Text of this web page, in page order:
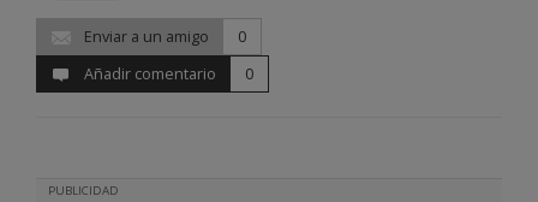
Enviar a un amigo
0
Añadir comentario
0
PUBLICIDAD